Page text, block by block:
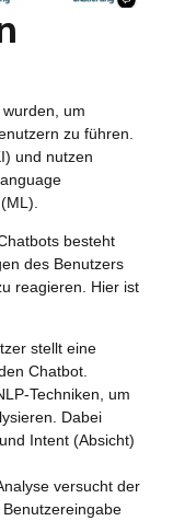
um
zu führen.
und nutzen
besteht
des Benutzers
reagieren. Hier ist
stellt eine
Chatbot.
Techniken, um
Dabei
Intent (Absicht)
versucht der